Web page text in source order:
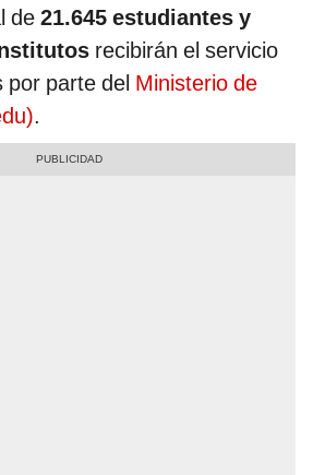
de 21.645 estudiantes y
recibirán el servicio
por parte del Ministerio de
.